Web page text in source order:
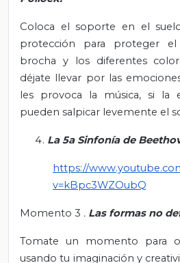
Coloca el soporte en el
protección para proteger
brocha y los diferentes
déjate llevar por las
les provoca la música, si la
pueden salpicar levemente el
La 5a Sinfonía de
https://
v=kBpc3WZOubQ
Momento 3 . Las formas no
Tomate un momento para
usando tu imaginación y